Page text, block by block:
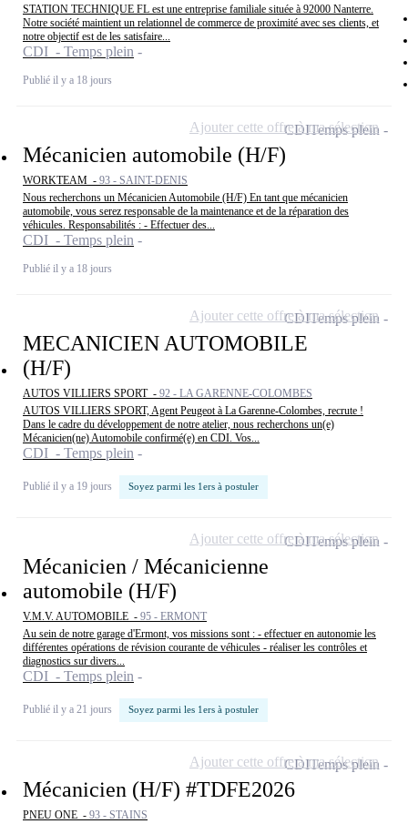
STATION TECHNIQUE FL est une entreprise familiale située à 92000 Nanterre.
Notre société maintient un relationnel de commerce de proximité avec ses clients, et
notre objectif est de les satisfaire...
CDI - Temps plein
Publié il y a 18 jours
Mécanicien automobile (H/F)
WORKTEAM - 93 - SAINT-DENIS
Nous recherchons un Mécanicien Automobile (H/F) En tant que mécanicien
automobile, vous serez responsable de la maintenance et de la réparation des
véhicules. Responsabilités : - Effectuer des...
CDI - Temps plein
Publié il y a 18 jours
CDITemps plein
Ajouter cette offre à ma sélection
MECANICIEN AUTOMOBILE
(H/F)
AUTOS VILLIERS SPORT - 92 - LA GARENNE-COLOMBES
AUTOS VILLIERS SPORT, Agent Peugeot à La Garenne-Colombes, recrute !
Dans le cadre du développement de notre atelier, nous recherchons un(e)
Mécanicien(ne) Automobile confirmé(e) en CDI. Vos...
CDI - Temps plein
Publié il y a 19 jours Soyez parmi les 1ers à postuler
CDITemps plein
Ajouter cette offre à ma sélection
Mécanicien / Mécanicienne
automobile (H/F)
V.M.V. AUTOMOBILE - 95 - ERMONT
Au sein de notre garage d'Ermont, vos missions sont : - effectuer en autonomie les
différentes opérations de révision courante de véhicules - réaliser les contrôles et
diagnostics sur divers...
CDI - Temps plein
Publié il y a 21 jours Soyez parmi les 1ers à postuler
CDITemps plein
Ajouter cette offre à ma sélection
Mécanicien (H/F) #TDFE2026
PNEU ONE - 93 - STAINS
CDITemps plein
Ajouter cette offre à ma sélection